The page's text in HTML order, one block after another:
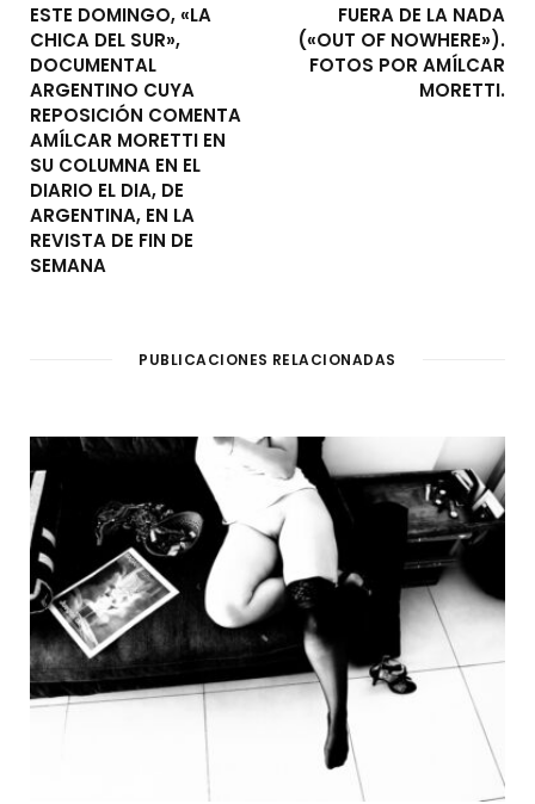
ESTE DOMINGO, «LA
CHICA DEL SUR»,
DOCUMENTAL
ARGENTINO CUYA
REPOSICIÓN COMENTA
AMÍLCAR MORETTI EN
SU COLUMNA EN EL
DIARIO EL DIA, DE
ARGENTINA, EN LA
REVISTA DE FIN DE
SEMANA
FUERA DE LA NADA
(«OUT OF NOWHERE»).
FOTOS POR AMÍLCAR
MORETTI.
PUBLICACIONES RELACIONADAS